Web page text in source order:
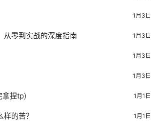
1月3日
零到实战的深度指南 1月3日
1月3日
1月3日
拿捏tp) 1月1日
的苦？ 1月1日